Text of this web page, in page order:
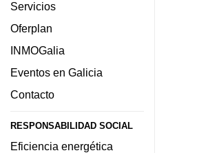
Servicios
Oferplan
INMOGalia
Eventos en Galicia
Contacto
RESPONSABILIDAD SOCIAL
Eficiencia energética